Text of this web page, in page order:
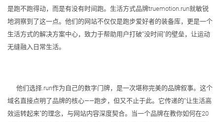
是跑不跑得动，而是有没有时间跑。生活方式品牌truemotion.run就敏锐
地洞察到了这一点。他们的网站不仅仅是跑步爱好者的装备库，更是一个
生活方式的解决方案中心，致力于帮助用户打破“没时间”的壁垒，让运动
无缝融入日常生活。
他们选择.run作为自己的数字门牌，是一次堪称完美的品牌叙事。这个
域名直接点明了品牌的核心——跑步，但又不止于此。它传递的“让生活高
效运转起来”的理念，与网站内容深度契合。当一个品牌在教你如何在20